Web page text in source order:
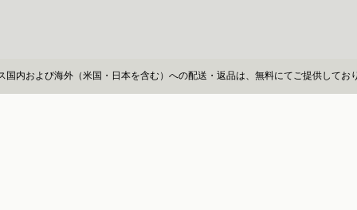
国内および海外（米国・日本を含む）への配送・返品は、無料にてご提供してお